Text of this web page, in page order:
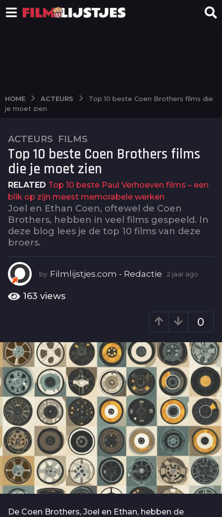
HOME ACTEURS
Top 10 beste Coen Brothers films die
je moet zien
2
j
a
r
a
g
o
2
j
a
r
a
ACTEURS ,FILMS
Top 10 beste Coen Brothers films
die je moet zien
RELATED Top 10 beste Paul Verhoeven films – een
blik op zijn meest memorabele werken
Joel en Ethan Coen, oftewel de Coen
Brothers, hebben in veel films gespeeld. In
deze blog lees je de top 10 films van deze
broers.
by Filmlijstjes.com - Redactie 2 jaar ago
a
163 views
0
De Coen Brothers, Joel en Ethan, hebben de